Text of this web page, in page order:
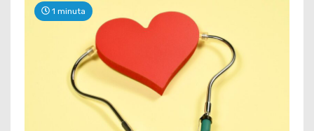
1 minuta